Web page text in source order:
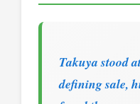
Takuya stood
defining sale,